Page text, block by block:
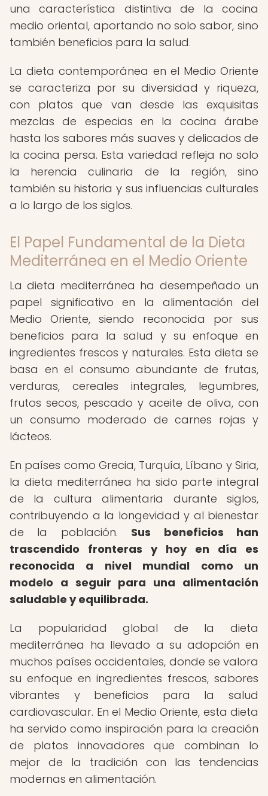
una característica distintiva de la cocina
medio oriental, aportando no solo sabor, sino
también beneficios para la salud.
La dieta contemporánea en el Medio Oriente
se caracteriza por su diversidad y riqueza,
con platos que van desde las exquisitas
mezclas de especias en la cocina árabe
hasta los sabores más suaves y delicados de
la cocina persa. Esta variedad refleja no solo
la herencia culinaria de la región, sino
también su historia y sus influencias culturales
a lo largo de los siglos.
El Papel Fundamental de la Dieta
Mediterránea en el Medio Oriente
La dieta mediterránea ha desempeñado un
papel significativo en la alimentación del
Medio Oriente, siendo reconocida por sus
beneficios para la salud y su enfoque en
ingredientes frescos y naturales. Esta dieta se
basa en el consumo abundante de frutas,
verduras, cereales integrales, legumbres,
frutos secos, pescado y aceite de oliva, con
un consumo moderado de carnes rojas y
lácteos.
En países como Grecia, Turquía, Líbano y Siria,
la dieta mediterránea ha sido parte integral
de la cultura alimentaria durante siglos,
contribuyendo a la longevidad y al bienestar
de la población. Sus beneficios han
trascendido fronteras y hoy en día es
reconocida a nivel mundial como un
modelo a seguir para una alimentación
saludable y equilibrada.
La popularidad global de la dieta
mediterránea ha llevado a su adopción en
muchos países occidentales, donde se valora
su enfoque en ingredientes frescos, sabores
vibrantes y beneficios para la salud
cardiovascular. En el Medio Oriente, esta dieta
ha servido como inspiración para la creación
de platos innovadores que combinan lo
mejor de la tradición con las tendencias
modernas en alimentación.